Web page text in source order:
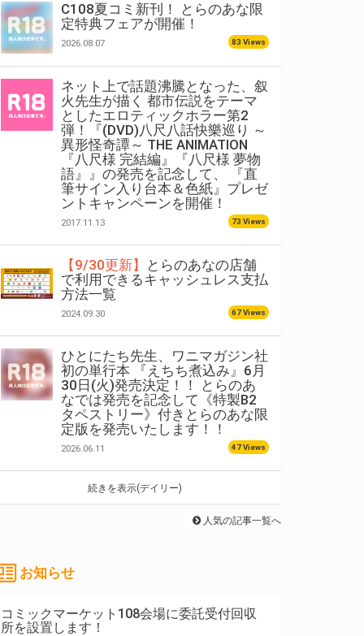
C108夏コミ新刊！ とらのあな限
定特典フェアが開催！
2026.08.07 83 Views
ネット上で話題沸騰となった、叙
火先生が描く 都市伝説をテーマ
としたエロティックホラー第2
弾！『(DVD)八尺八話快樂巡り ～
異形怪奇譚～ THE ANIMATION
『八尺様 完結編』『八尺様 夢物
語』』の発売を記念して、 『直
筆サイン入り台本＆色紙』プレゼ
ントキャンペーンを開催！
2017.11.13 73 Views
【9/30更新】
とらのあなの店舗
で利用できるキャッシュレス支払
方法一覧
2024.09.30 67 Views
ひとにたち先生、ワニマガジン社
初の単行本 『えちち煮込み』6月
30日(火)発売決定！！ とらのあ
なでは発売を記念して《特製B2
タペストリー》付きとらのあな限
定版を発売いたします！！
2026.06.11 47 Views
続きを表示(デイリー)
人気の記事一覧へ
お知らせ
コミックマーケット108会場に委託受付回収
所を設置します！